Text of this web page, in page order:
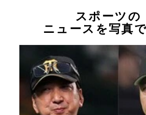
スポーツの
ニュースを写真